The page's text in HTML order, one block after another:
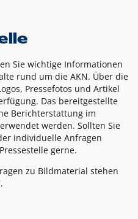
Sie wichtige Informationen
rund um die AKN. Über die
Pressefotos und Artikel
Das bereitgestellte
Berichterstattung im
werden. Sollten Sie
individuelle Anfragen
gerne.
zu Bildmaterial stehen